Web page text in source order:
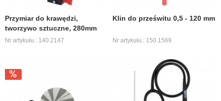
Przymiar do krawędzi,
tworzywo sztuczne, 280mm
Nr artykułu.: 140.2147
Klin do prześwitu 0,5 - 120 mm
Nr artykułu.: 150.1569